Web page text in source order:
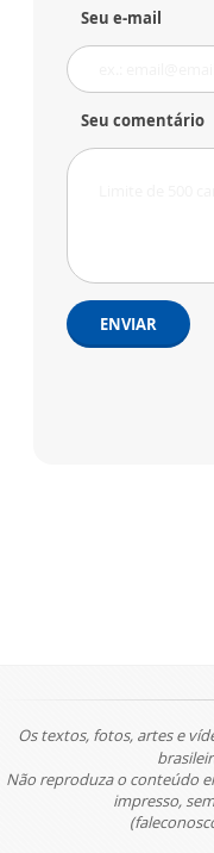
Seu e-mail
Seu comentário
ENVIAR
Os textos, fotos, artes e
Não reproduza o conteúdo
impresso,